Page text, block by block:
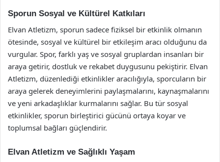
Sporun Sosyal ve Kültürel Katkıları
Elvan Atletizm, sporun sadece fiziksel bir etkinlik olmanın
ötesinde, sosyal ve kültürel bir etkileşim aracı olduğunu da
vurgular. Spor, farklı yaş ve sosyal gruplardan insanları bir
araya getirir, dostluk ve rekabet duygusunu pekiştirir. Elvan
Atletizm, düzenlediği etkinlikler aracılığıyla, sporcuların bir
araya gelerek deneyimlerini paylaşmalarını, kaynaşmalarını
ve yeni arkadaşlıklar kurmalarını sağlar. Bu tür sosyal
etkinlikler, sporun birleştirici gücünü ortaya koyar ve
toplumsal bağları güçlendirir.
Elvan Atletizm ve Sağlıklı Yaşam